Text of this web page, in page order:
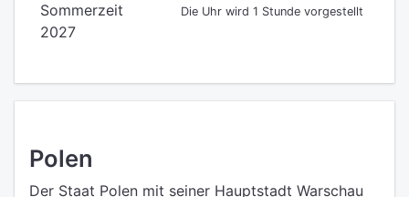
Sommerzeit
2027
Die Uhr wird 1 Stunde vorgestellt
Polen
Der Staat Polen mit seiner Hauptstadt Warschau